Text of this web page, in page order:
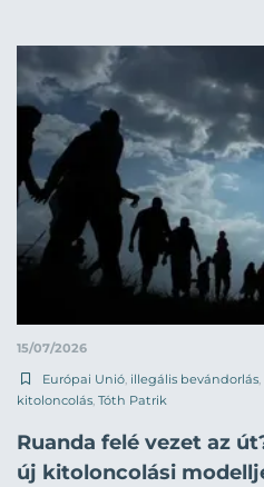
15/07/2026
Európai Unió, illegális bevándorlás,
kitoloncolás, Tóth Patrik
Ruanda felé vezet az
új kitoloncolási